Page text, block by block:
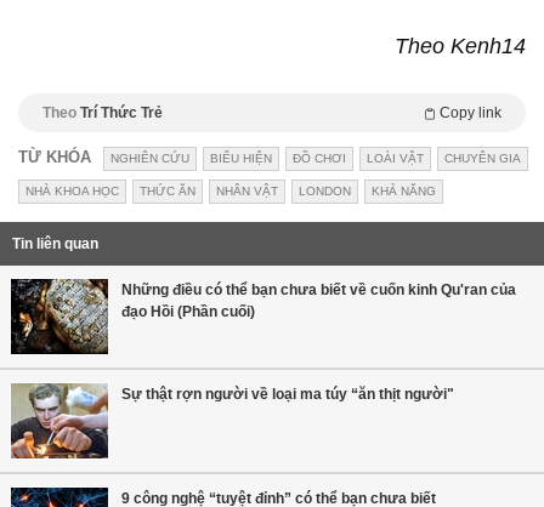
Theo Kenh14
Theo Trí Thức Trẻ Copy link
TỪ KHÓA NGHIÊN CỨU BIỂU HIỆN ĐỒ CHƠI LOÀI VẬT CHUYÊN GIA
NHÀ KHOA HỌC THỨC ĂN NHÂN VẬT LONDON KHẢ NĂNG
Tin liên quan
Những điều có thể bạn chưa biết về cuốn kinh Qu'ran của
đạo Hồi (Phần cuối)
Sự thật rợn người về loại ma túy “ăn thịt người"
9 công nghệ “tuyệt đỉnh” có thể bạn chưa biết